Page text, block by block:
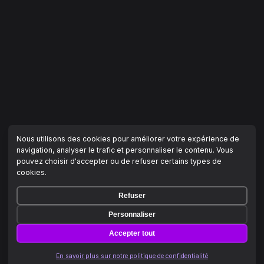
Nous utilisons des cookies pour améliorer votre expérience de
navigation, analyser le trafic et personnaliser le contenu. Vous
pouvez choisir d'accepter ou de refuser certains types de
cookies.
Refuser
Personnaliser
Accepter tout
En savoir plus sur notre politique de confidentialité